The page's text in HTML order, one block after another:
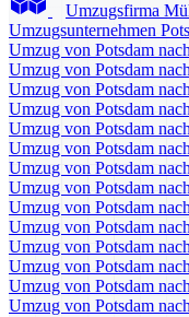
Umzugsfirma
Umzugsunternehmen
Umzug von Potsdam
Umzug von Potsdam
Umzug von Potsdam
Umzug von Potsdam
Umzug von Potsdam
Umzug von Potsdam
Umzug von Potsdam
Umzug von Potsdam
Umzug von Potsdam
Umzug von Potsdam
Umzug von Potsdam
Umzug von Potsdam
Umzug von Potsdam
Umzug von Potsdam